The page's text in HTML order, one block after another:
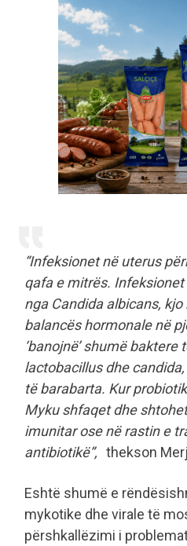
“Infeksionet në uterus
qafa e mitrës.
nga Candida albicans,
balancës hormonale në
‘banojnë’ shumë baktere
lactobacillus dhe
të barabarta. Kur
Myku shfaqet dhe
imunitar ose në rastin e
antibiotikë”, thekson
Eshtë shumë e
mykotike dhe virale të
përshkallëzimi i